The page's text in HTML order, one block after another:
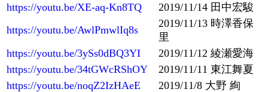
https://youtu.be/XE-aq-Kn8TQ
2019/11/14 田中宏駿
https://youtu.be/AwlPmwlIq8s
2019/11/13 時澤香保
里
https://youtu.be/3ySs0dBQ3YI
2019/11/12 綾瀬愛海
https://youtu.be/34tGWcRShOY
2019/11/11 東江舞夏
https://youtu.be/noqZ2IzHAeE
2019/11/8 大野 絢